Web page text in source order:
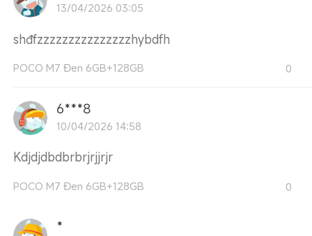
13/04/2026 03:05
shđfzzzzzzzzzzzzzzzhybdfh
POCO M7 Đen 6GB+128GB 0
6***8
10/04/2026 14:58
Kdjdjdbdbrbrjrjjrjr
POCO M7 Đen 6GB+128GB 0
*